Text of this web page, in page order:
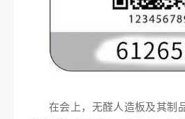
在会上，无醛人造板及其制